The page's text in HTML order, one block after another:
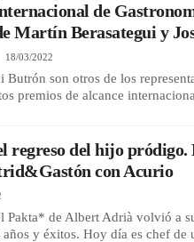
de
Martín Berasategui y
18/03/2022
Butrón son otros de los
premios de alcance
regreso del hijo pródigo.
con Acurio
Pakta* de Albert Adrià volvió a
años y éxitos. Hoy día es chef de